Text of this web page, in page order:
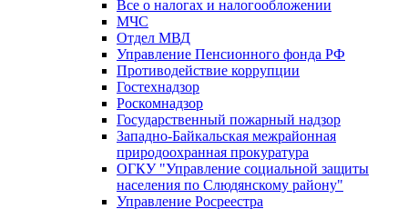
Все о налогах и налогообложении
МЧС
Отдел МВД
Управление Пенсионного фонда РФ
Противодействие коррупции
Гостехнадзор
Роскомнадзор
Государственный пожарный надзор
Западно-Байкальская межрайонная
природоохранная прокуратура
ОГКУ "Управление социальной защиты
населения по Слюдянскому району"
Управление Росреестра